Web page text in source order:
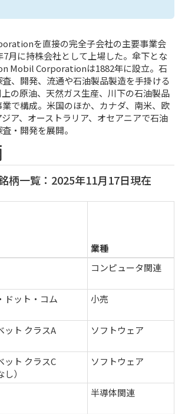
を直接の完全子会社の主要事業会
7月に持株会社として上場した。傘下とな
Mobil Corporationは1882年に設立。石
、開発、流通や石油製品製造を手掛ける
の原油、天然ガス生産、川下の石油製品
で構成。米国のほか、カナダ、南米、欧
ア、オーストラリア、オセアニアで石油
・開発を展開。
柄一覧：2025年11月17日現在
業種
コンピュータ関連
ドット・コム 小売
ット クラスA ソフトウェア
ット クラスC
）
ソフトウェア
半導体関連